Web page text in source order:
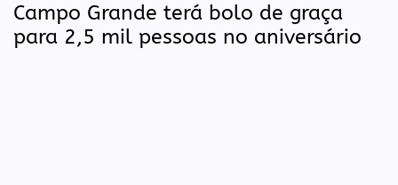
Campo Grande terá bolo de graça
para 2,5 mil pessoas no aniversário